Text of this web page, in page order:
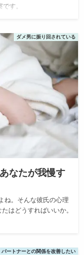
す。
ダメ男に振り回されている
なたが我慢す
ね。そんな彼氏の心理
はどうすればいいか。
パートナーとの関係を改善したい